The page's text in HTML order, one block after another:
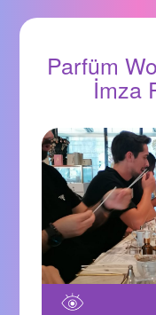
Parfüm
İmza